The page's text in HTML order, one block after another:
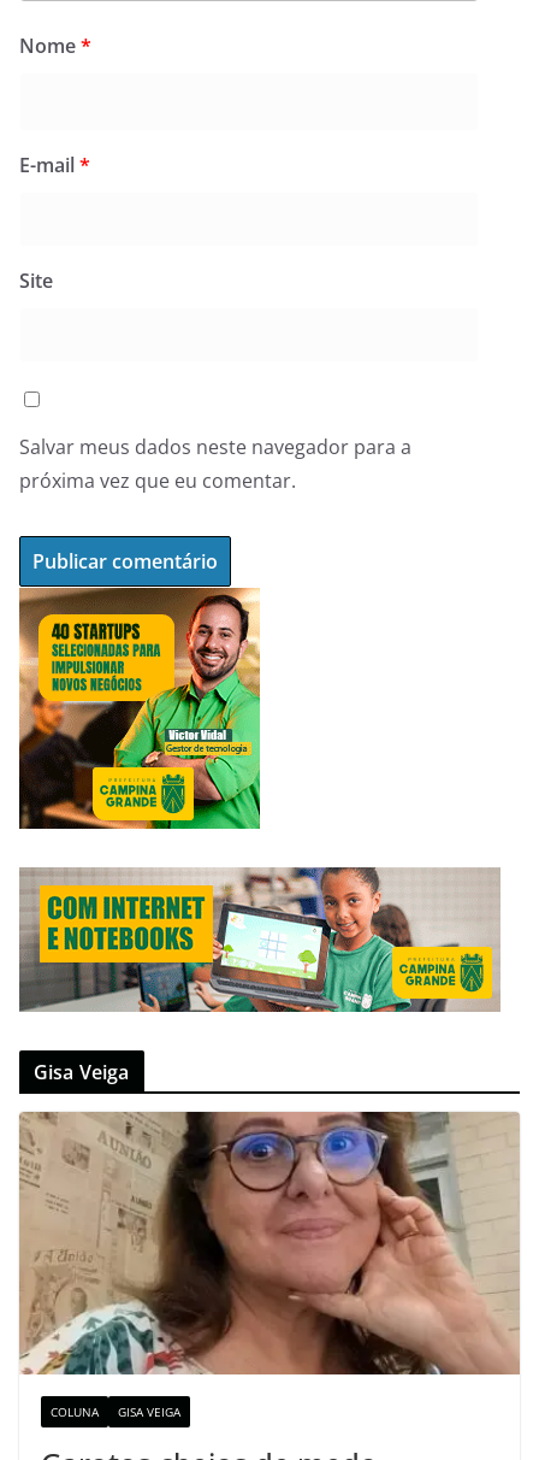
Nome*
E-mail*
Site
Salvar meus dados neste navegador para a
próxima vez que eu comentar.
Gisa Veiga
COLUNA GISA VEIGA